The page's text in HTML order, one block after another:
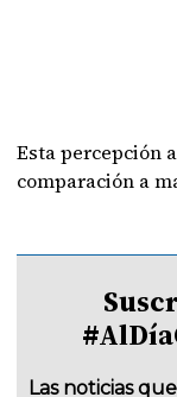
Esta percepción
comparación a
Las noticias